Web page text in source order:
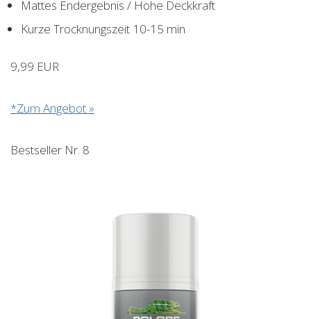
Mattes Endergebnis / Hohe Deckkraft
Kurze Trocknungszeit 10-15 min
9,99 EUR
*Zum Angebot »
Bestseller Nr. 8